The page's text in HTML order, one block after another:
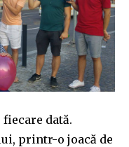
fiecare dată.
printr-o joacă de